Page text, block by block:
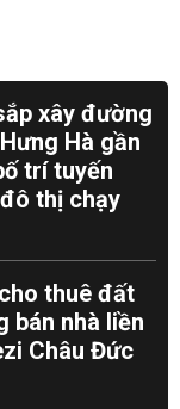
xây đường
Hà gần
trí tuyến
thị chạy
thuê đất
bán nhà liền
Châu Đức